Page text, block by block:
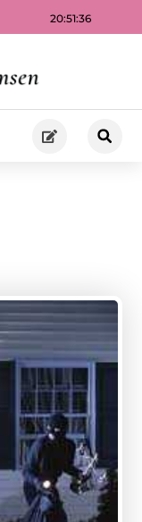
20:51:36